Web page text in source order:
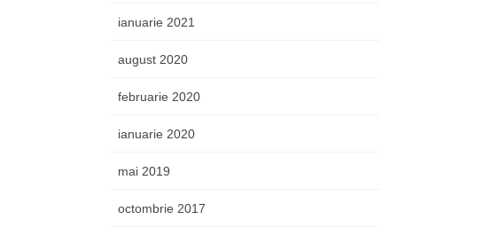
ianuarie 2021
august 2020
februarie 2020
ianuarie 2020
mai 2019
octombrie 2017